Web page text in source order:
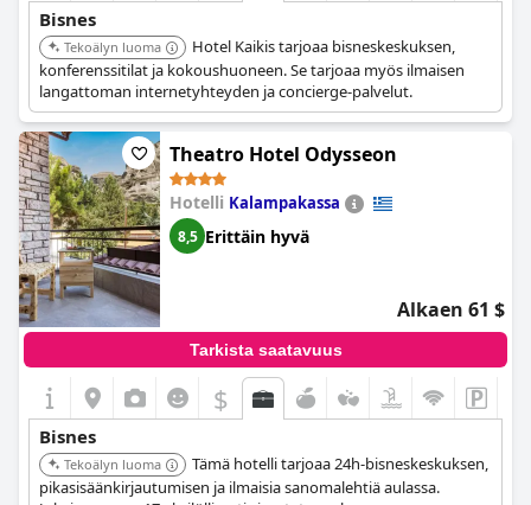
Bisnes
Tekoälyn luoma
Hotel Kaikis tarjoaa bisneskeskuksen,
konferenssitilat ja kokoushuoneen. Se tarjoaa myös ilmaisen
langattoman internetyhteyden ja concierge-palvelut.
Theatro Hotel Odysseon
Hotelli Kalampakassa
8,5 Erittäin hyvä
Alkaen 61 $
Tarkista saatavuus
$
Bisnes
Tekoälyn luoma
Tämä hotelli tarjoaa 24h-bisneskeskuksen,
pikasisäänkirjautumisen ja ilmaisia sanomalehtiä aulassa.